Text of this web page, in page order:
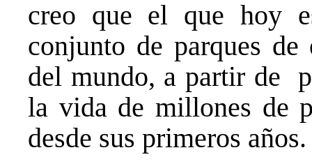
creo que el que hoy
conjunto de parques de
del mundo, a partir de
la vida de millones de
desde sus primeros años.